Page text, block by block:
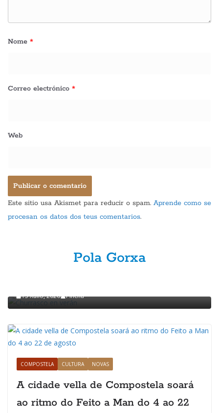
Nome *
Correo electrónico *
Web
Este sitio usa Akismet para reducir o spam. Aprende como se
procesan os datos dos teus comentarios.
Pola Gorxa
POLA GORXA
15 Xullo, 2026 Pincha
COMPOSTELA CULTURA NOVAS
A cidade vella de Compostela soará
ao ritmo do Feito a Man do 4 ao 22